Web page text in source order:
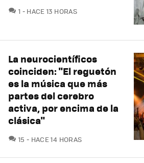
1 COMENTARIOS
HACE 13 HORAS
La neurocientíficos
coinciden: "El reguetón
es la música que más
partes del cerebro
activa, por encima de la
clásica"
15 COMENTARIOS
HACE 14 HORAS